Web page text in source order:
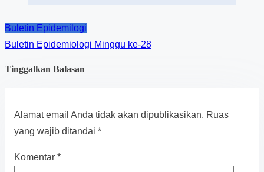
Buletin Epidemilogi
Buletin Epidemiologi Minggu ke-28
Tinggalkan Balasan
Alamat email Anda tidak akan dipublikasikan. Ruas
yang wajib ditandai *
Komentar *